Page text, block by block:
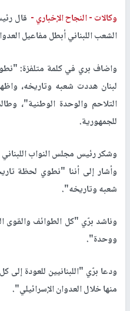
وكالات -النجاح الإخباري - قال
الشعب اللبناني أبطل مفاعيل
واضاف بري في كلمة متلفزة:
لبنان هددت شعبه وتاريخه،
التلاحم والوحدة الوطنية"،
للجمهورية.
وشكر رئيس مجلس النواب
وأشار إلى أننا "نطوي لحظة
شعبه وتاريخه".
وناشد برّي "كل الطوائف والقوى
ووحدة".
ودعا برّي "اللبنانيين للعودة إلى
منها خلال العدوان الإسرائيلي".